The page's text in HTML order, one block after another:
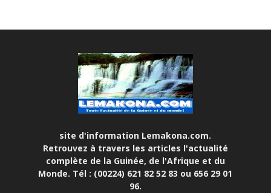
site d'information Lemakona.com.
Retrouvez à travers les articles l'actualité
complète de la Guinée, de l'Afrique et du
Monde. Tél : (00224) 621 82 52 83 ou 656 29 01
96.